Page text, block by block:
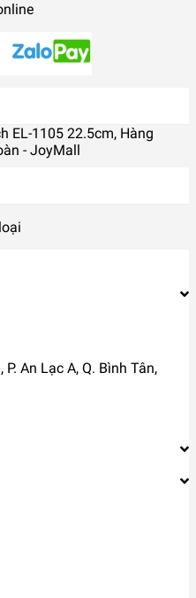
EL-1105 22.5cm, Hàng
- JoyMall
An Lạc A, Q. Bình Tân,
hãng, thép không gỉ an